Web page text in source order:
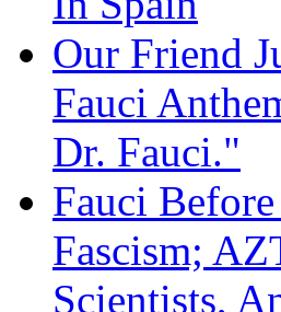
Our Friend
Fauci
Dr. Fauci."
Fauci
Fascism;
Scientists,